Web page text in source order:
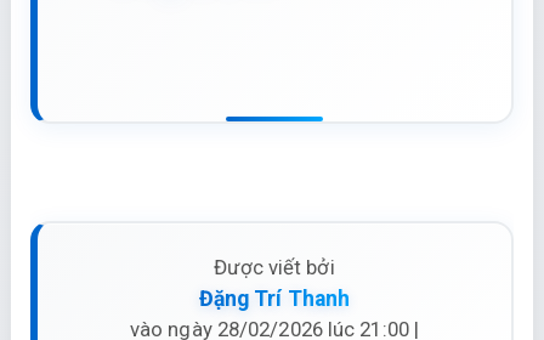
Được viết bởi
Đặng Trí Thanh
vào ngày 28/02/2026 lúc 21:00 |